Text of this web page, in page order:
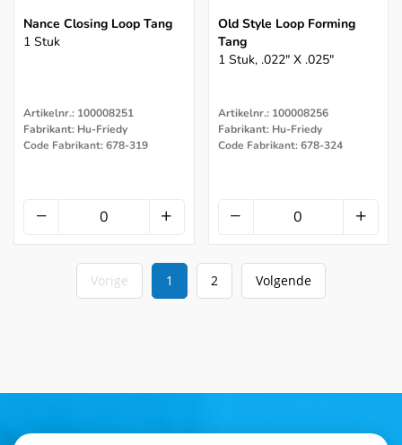
Nance Closing Loop Tang
1 Stuk
Artikelnr.: 100008251
Fabrikant: Hu-Friedy
Code Fabrikant: 678-319
Old Style Loop Forming
Tang
1 Stuk, .022" X .025"
Artikelnr.: 100008256
Fabrikant: Hu-Friedy
Code Fabrikant: 678-324
Vorige 1 2 Volgende